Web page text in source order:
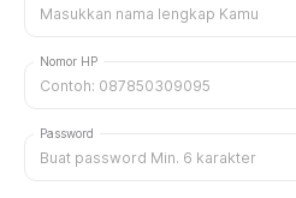
Nomor HP
Password